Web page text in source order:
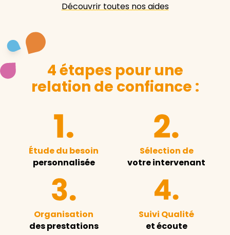
Découvrir toutes nos aides
4 étapes pour une
relation de confiance :
Étude du besoin
personnalisée
Sélection de
votre intervenant
Organisation
des prestations
Suivi Qualité
et écoute